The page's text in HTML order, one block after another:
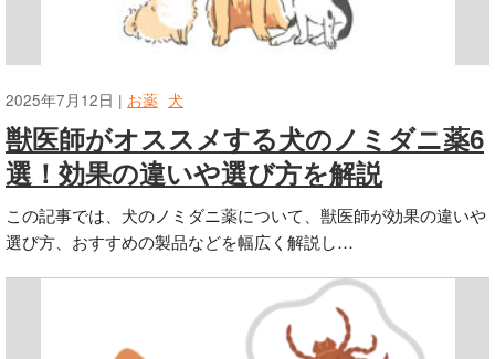
2025年7月12日 | お薬 犬
獣医師がオススメする犬のノミダニ薬6
選！効果の違いや選び方を解説
この記事では、犬のノミダニ薬について、獣医師が効果の違いや
選び方、おすすめの製品などを幅広く解説し…